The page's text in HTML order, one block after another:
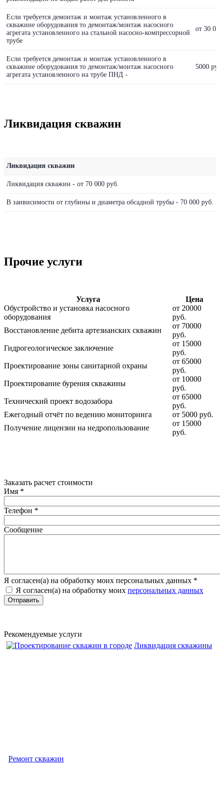
Если требуется демонтаж и монтаж установленного в
скважине оборудования то демонтаж/монтаж насосного
агрегата установленного на стальной насосно-компрессорной
трубе
от 30
Если требуется демонтаж и монтаж установленного в
скважине оборудования то демонтаж/монтаж насосного
агрегата установленного на трубе ПНД -
5000
Ликвидация скважин
Ликвидация скважин
Ликвидация скважин - от 70 000 руб.
В заивисимости от глубины и диаметра обсадной трубы - 70 000 руб.
Прочие услуги
Услуга
Цена
Обустройство и установка насосного
оборудования
от 20000
руб.
Восстановление дебита артезианских скважин
от 70000
руб.
Гидрогеологическое заключение
от 15000
руб.
Проектирование зоны санитарной охраны
от 65000
руб.
Проектирование бурения скважины
от 10000
руб.
Технический проект водозабора
от 65000
руб.
Ежегодный отчёт по ведению мониторинга
от 5000 руб.
Получение лицензии на недропользование
от 15000
руб.
Заказать расчет стоимости
Имя *
Телефон *
Сообщение
Я согласен(а) на обработку моих персональных данных *
Я согласен(а) на обработку моих персональных данных
Рекомендуемые услуги
Ликвидация скважины
Ремонт скважин